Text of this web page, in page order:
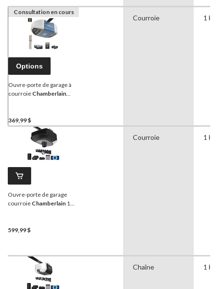
Consultation en cours
Options
Ouvre-porte de garage à
courroie Chamberlain
369,99 $
Courroie 1 HP
Ouvre-porte de garage
courroie Chamberlain 1
599,99 $
Courroie 1 HP
Chaîne 1 HP